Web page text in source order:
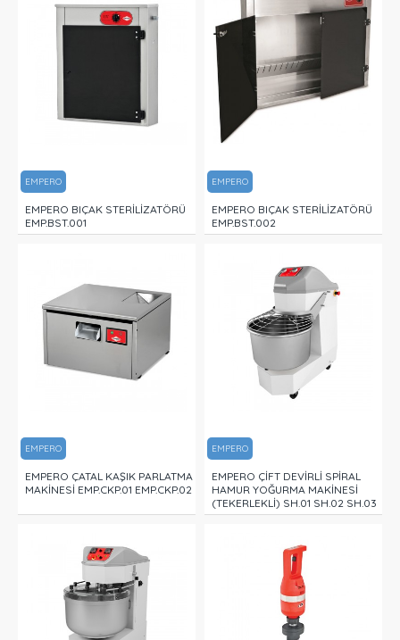
EMPERO
EMPERO BIÇAK STERİLİZATÖRÜ
EMP.BST.001
EMPERO
EMPERO BIÇAK STERİLİZATÖRÜ
EMP.BST.002
EMPERO
EMPERO ÇATAL KAŞIK PARLATMA
MAKİNESİ EMP.CKP.01 EMP.CKP.02
EMPERO
EMPERO ÇİFT DEVİRLİ SPİRAL
HAMUR YOĞURMA MAKİNESİ
(TEKERLEKLİ) SH.01 SH.02 SH.03